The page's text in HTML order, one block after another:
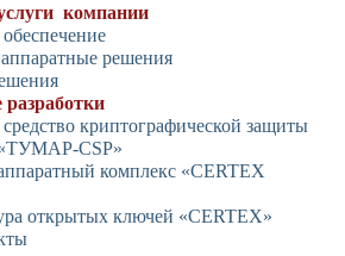
компании
решения
криптографической защиты
CSP»
комплекс «CERTEX
открытых ключей «CERTEX»